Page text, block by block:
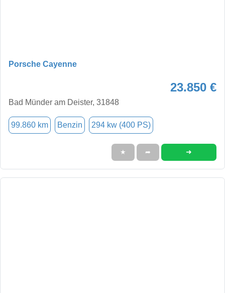
Porsche Cayenne
23.850 €
Bad Münder am Deister, 31848
99.860 km Benzin 294 kw (400 PS)
★ ➦ ➜